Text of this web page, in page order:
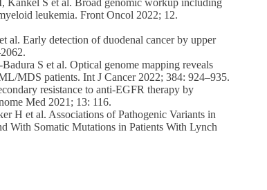
leukemia. Front Oncol 2022; 12.
al. Early detection of duodenal cancer by upper
S et al. Optical genome mapping reveals
MDS patients. Int J Cancer 2022; 384: 924–935.
resistance to anti-EGFR therapy by
Med 2021; 13: 116.
H et al. Associations of Pathogenic Variants in
With Somatic Mutations in Patients With Lynch